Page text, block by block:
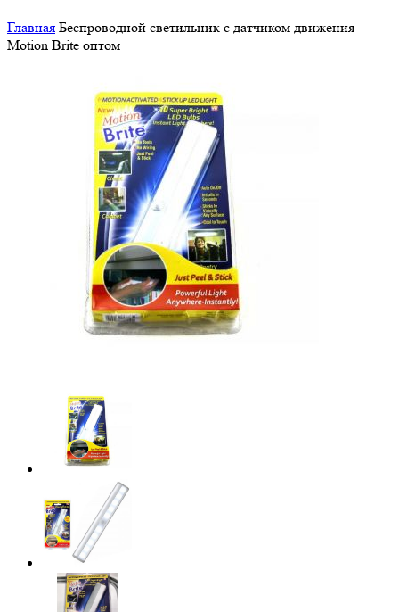
Главная Беспроводной светильник с датчиком движения
Motion Brite оптом